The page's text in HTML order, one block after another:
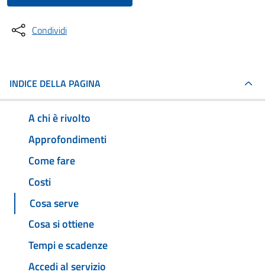
Condividi
INDICE DELLA PAGINA
A chi è rivolto
Approfondimenti
Come fare
Costi
Cosa serve
Cosa si ottiene
Tempi e scadenze
Accedi al servizio